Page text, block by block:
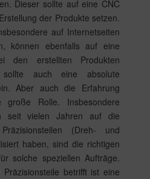
Dieser sollte auf eine CNC
der Produkte setzen.
auf Internetseiten
können ebenfalls auf eine
den erstellten Produkten
auch eine absolute
Aber auch die Erfahrung
große Rolle. Insbesondere
seit vielen Jahren auf die
(Dreh- und
haben, sind die richtigen
solche speziellen Aufträge.
betrifft ist eine